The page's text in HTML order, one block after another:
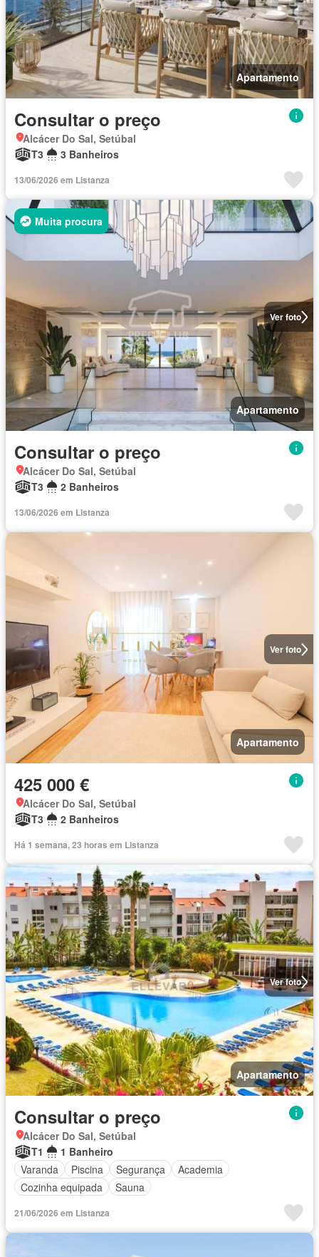
Apartamento
Consultar o preço
Alcácer Do Sal, Setúbal
T3
3 Banheiros
13/06/2026 em Listanza
Ver foto
Muita procura
Apartamento
Consultar o preço
Alcácer Do Sal, Setúbal
T3
2 Banheiros
13/06/2026 em Listanza
Ver foto
Apartamento
425 000 €
Alcácer Do Sal, Setúbal
T3
2 Banheiros
Há 1 semana, 23 horas em Listanza
Ver foto
Apartamento
Consultar o preço
Alcácer Do Sal, Setúbal
T1
1 Banheiro
Varanda
Piscina Segurança
Academia
Cozinha equipada
Sauna
21/06/2026 em Listanza